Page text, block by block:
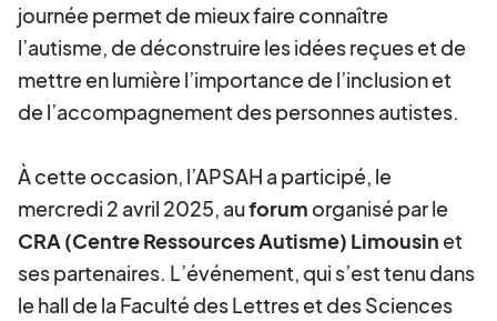
journée permet de mieux faire connaître
l’autisme, de déconstruire les idées reçues et de
mettre en lumière l’importance de l’inclusion et
de l’accompagnement des personnes autistes.
À cette occasion, l’APSAH a participé, le
mercredi 2 avril 2025, auforum organisé par le
CRA (Centre Ressources Autisme) Limousin et
ses partenaires. L’événement, qui s’est tenu dans
le hall de la Faculté des Lettres et des Sciences